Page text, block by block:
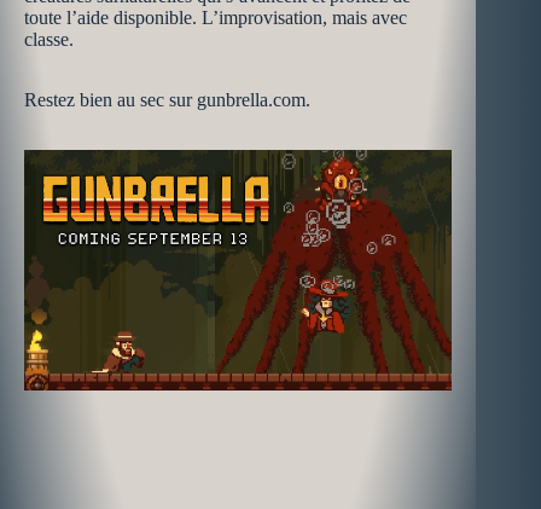
toute l’aide disponible. L’improvisation, mais avec
classe.
Restez bien au sec sur gunbrella.com.